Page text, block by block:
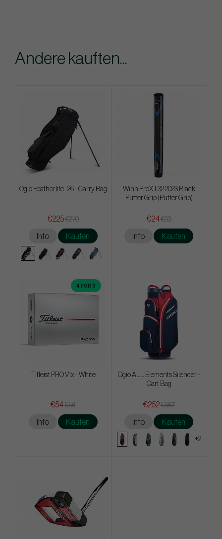
Andere kauften...
Ogio Featherlite -26 - Carry Bag
€225€270
Info Kaufen
Winn ProX 1.32 2023 Black
Putter Grip (Putter Grip)
€24€33
Info Kaufen
4 FOR 3
Titleist PRO V1x - White
€54€58
Info Kaufen
Ogio ALL Elements Silencer -
Cart Bag
€252€387
Info Kaufen
+2